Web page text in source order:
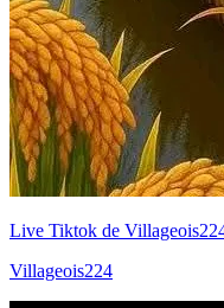
Live Tiktok de
Villageois224